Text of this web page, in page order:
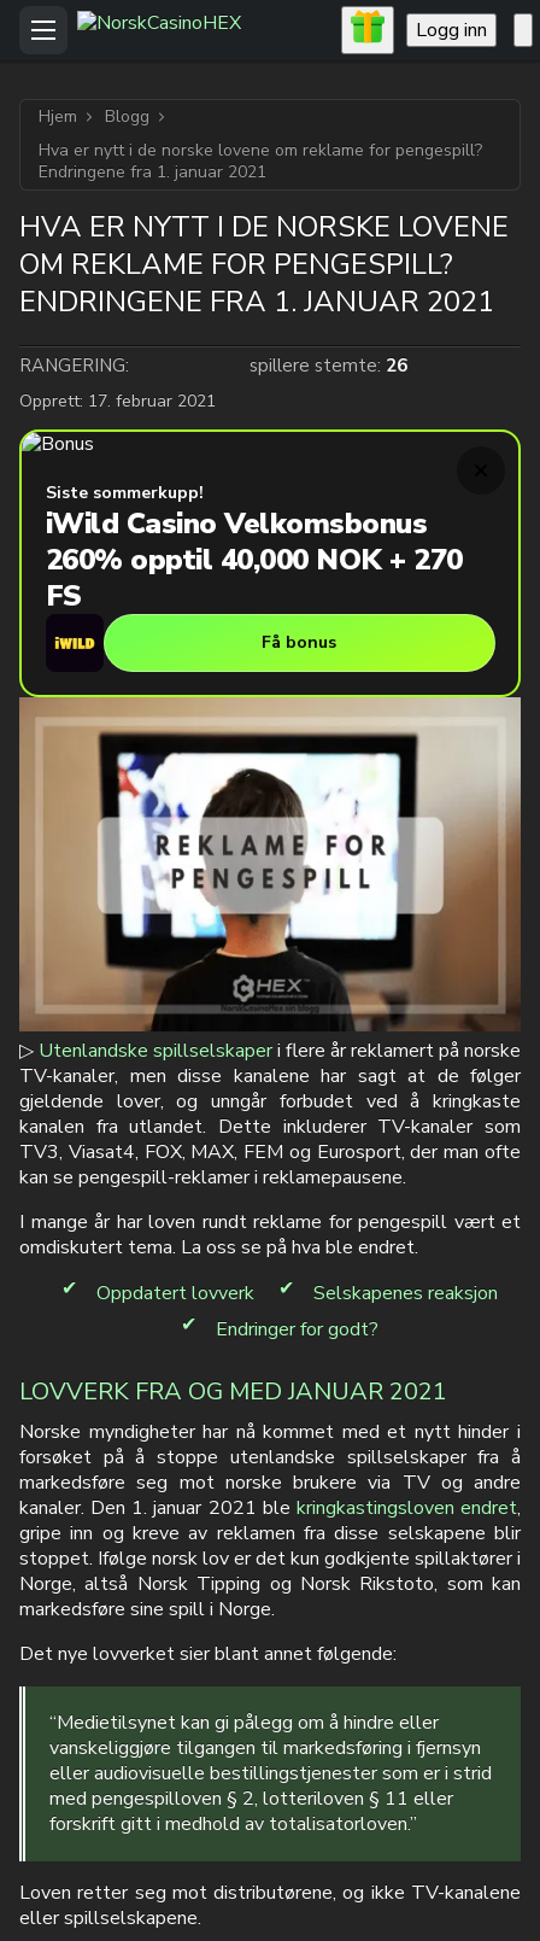
Logg inn
Hjem
Blogg
Hva er nytt i de norske lovene om reklame for pengespill?
Endringene fra 1. januar 2021
HVA ER NYTT I DE NORSKE LOVENE
OM REKLAME FOR PENGESPILL?
ENDRINGENE FRA 1. JANUAR 2021
RANGERING: spillere stemte: 26
Opprett: 17. februar 2021
Siste sommerkupp!
iWild Casino Velkomsbonus
260% opptil 40,000 NOK + 270
FS
Få bonus
▷ Utenlandske spillselskaperi flere år reklamert på norske
TV-kanaler, men disse kanalene har sagt at de følger
gjeldende lover, og unngår forbudet ved å kringkaste
kanalen fra utlandet. Dette inkluderer TV-kanaler som
TV3, Viasat4, FOX, MAX, FEM og Eurosport, der man ofte
kan se pengespill-reklamer i reklamepausene.
I mange år har loven rundt reklame for pengespill vært et
omdiskutert tema. La oss se på hva ble endret.
Oppdatert lovverk
Selskapenes reaksjon
Endringer for godt?
LOVVERK FRA OG MED JANUAR 2021
Norske myndigheter har nå kommet med et nytt hinder i
forsøket på å stoppe utenlandske spillselskaper fra å
markedsføre seg mot norske brukere via TV og andre
kanaler. Den 1. januar 2021 ble kringkastingsloven endret,
gripe inn og kreve av reklamen fra disse selskapene blir
stoppet. Ifølge norsk lov er det kun godkjente spillaktører i
Norge, altså Norsk Tipping og Norsk Rikstoto, som kan
markedsføre sine spill i Norge.
Det nye lovverket sier blant annet følgende:
“Medietilsynet kan gi pålegg om å hindre eller
vanskeliggjøre tilgangen til markedsføring i fjernsyn
eller audiovisuelle bestillingstjenester som er i strid
med pengespilloven § 2, lotteriloven § 11 eller
forskrift gitt i medhold av totalisatorloven.”
Loven retter seg mot distributørene, og ikke TV-kanalene
eller spillselskapene.